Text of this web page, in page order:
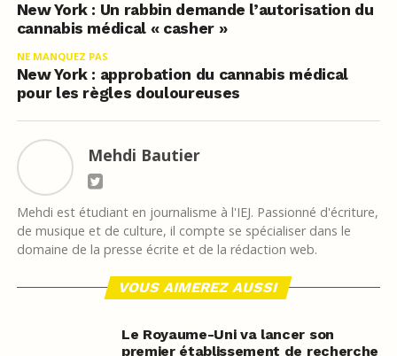
New York : Un rabbin demande l’autorisation du
cannabis médical « casher »
NE MANQUEZ PAS
New York : approbation du cannabis médical
pour les règles douloureuses
Mehdi Bautier
Mehdi est étudiant en journalisme à l'IEJ. Passionné d'écriture,
de musique et de culture, il compte se spécialiser dans le
domaine de la presse écrite et de la rédaction web.
VOUS AIMEREZ AUSSI
Le Royaume-Uni va lancer son
premier établissement de recherche